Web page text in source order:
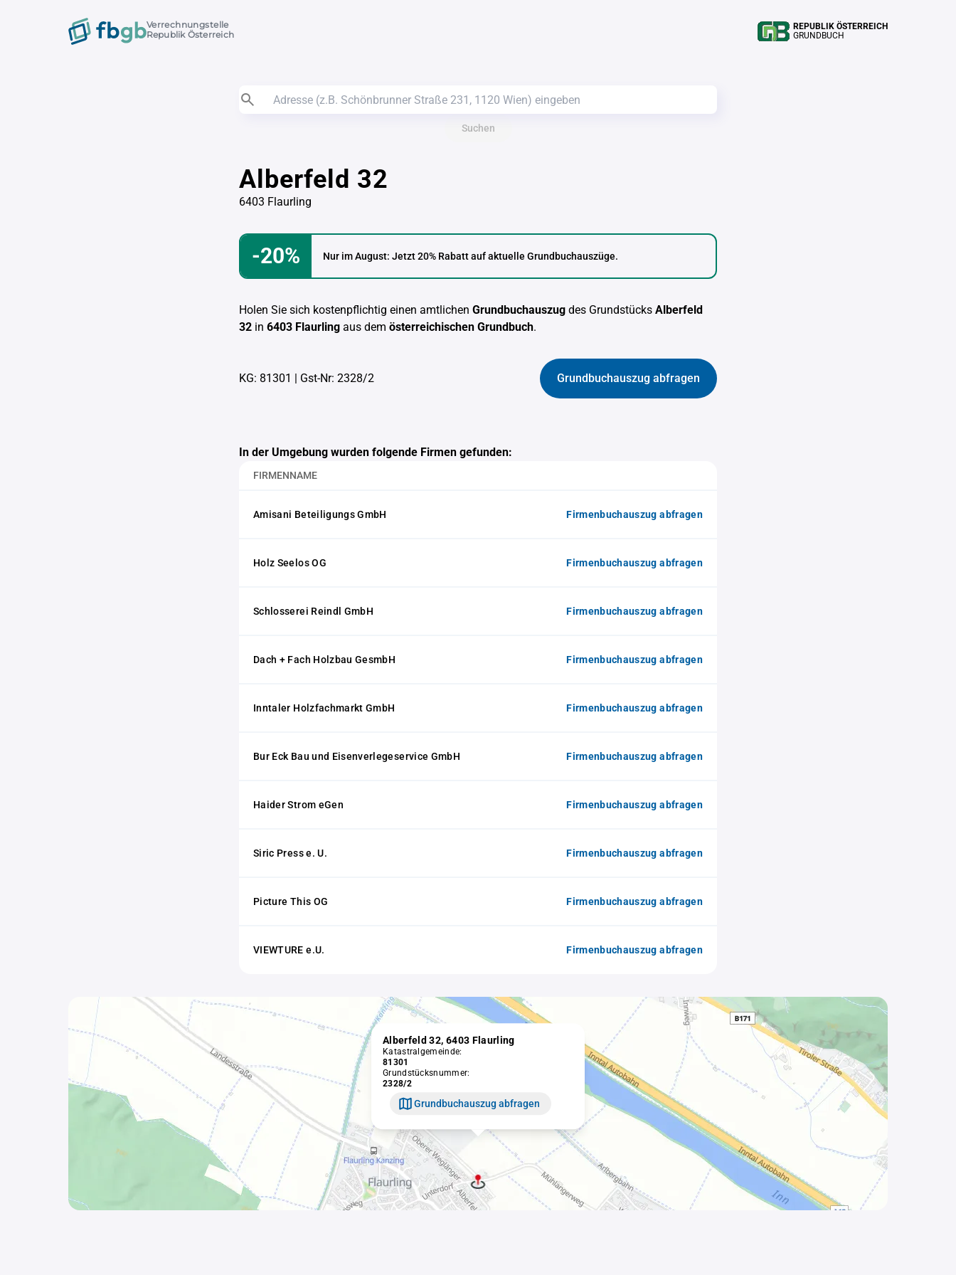
Verrechnungstelle
Republik Österreich
REPUBLIK ÖSTERREICH
GRUNDBUCH
Suchen
Alberfeld 32
6403 Flaurling
-20% Nur im August: Jetzt 20% Rabatt auf aktuelle Grundbuchauszüge.
Holen Sie sich kostenpflichtig einen amtlichen Grundbuchauszug des Grundstücks Alberfeld
32 in 6403 Flaurling aus dem österreichischen Grundbuch.
KG: 81301 | Gst-Nr: 2328/2 Grundbuchauszug abfragen
In der Umgebung wurden folgende Firmen gefunden:
FIRMENNAME
Amisani Beteiligungs GmbH Firmenbuchauszug abfragen
Holz Seelos OG Firmenbuchauszug abfragen
Schlosserei Reindl GmbH Firmenbuchauszug abfragen
Dach + Fach Holzbau GesmbH Firmenbuchauszug abfragen
Inntaler Holzfachmarkt GmbH Firmenbuchauszug abfragen
Bur Eck Bau und Eisenverlegeservice GmbH Firmenbuchauszug abfragen
Haider Strom eGen Firmenbuchauszug abfragen
Siric Press e. U. Firmenbuchauszug abfragen
Picture This OG Firmenbuchauszug abfragen
VIEWTURE e.U. Firmenbuchauszug abfragen
Alberfeld 32, 6403 Flaurling
Katastralgemeinde:
81301
Grundstücksnummer:
2328/2
Grundbuchauszug abfragen